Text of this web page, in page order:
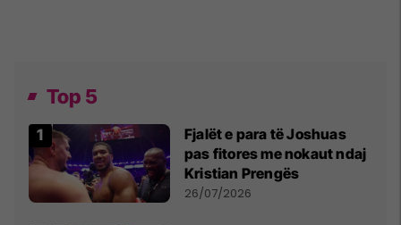
Top 5
Fjalët e para të Joshuas
pas fitores me nokaut ndaj
Kristian Prengës
26/07/2026